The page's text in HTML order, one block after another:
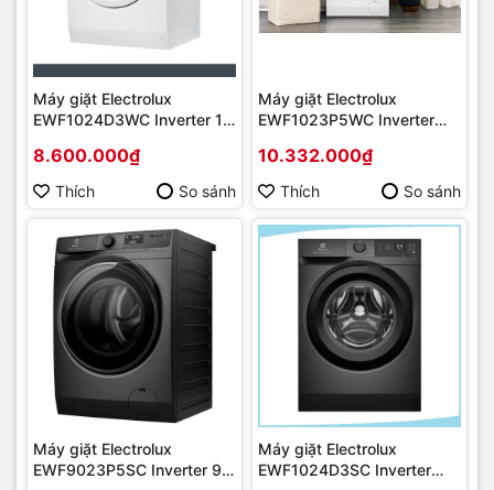
Máy giặt Electrolux
EWF1024D3WC Inverter 10
8.600.000₫
Thích So sánh
Máy giặt Electrolux
EWF1023P5WC Inverter
10.332.000₫
Thích So sánh
Máy giặt Electrolux
EWF9023P5SC Inverter 9
Máy giặt Electrolux
EWF1024D3SC Inverter